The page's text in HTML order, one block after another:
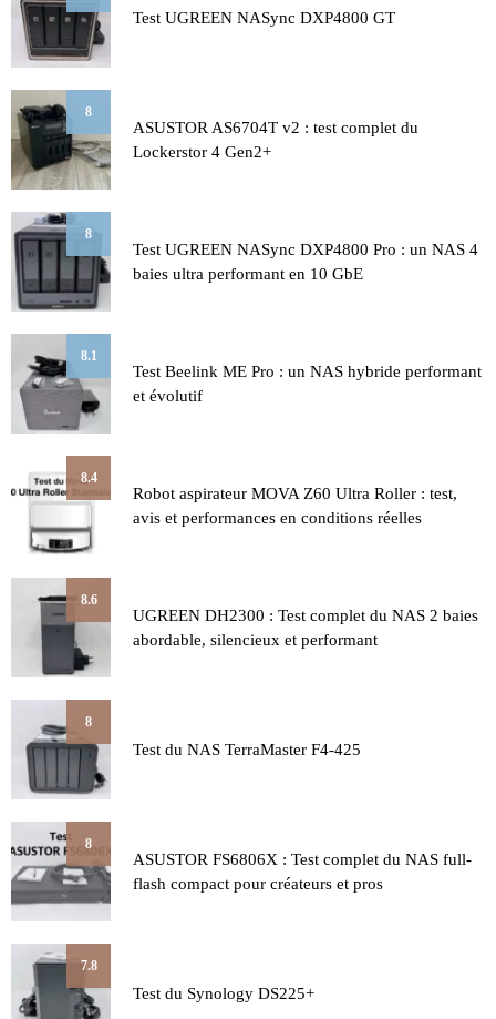
Test UGREEN NASync DXP4800 GT
8
ASUSTOR AS6704T v2 : test complet du
Lockerstor 4 Gen2+
8
Test UGREEN NASync DXP4800 Pro : un NAS 4
baies ultra performant en 10 GbE
8.1
Test Beelink ME Pro : un NAS hybride performant
et évolutif
8.4
Robot aspirateur MOVA Z60 Ultra Roller : test,
avis et performances en conditions réelles
8.6
UGREEN DH2300 : Test complet du NAS 2 baies
abordable, silencieux et performant
8
Test du NAS TerraMaster F4-425
8
ASUSTOR FS6806X : Test complet du NAS full-
flash compact pour créateurs et pros
7.8
Test du Synology DS225+